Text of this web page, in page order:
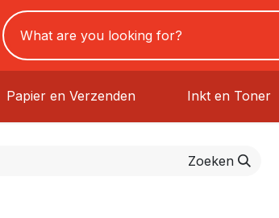
Papier en Verzenden Inkt en Toner
Zoeken